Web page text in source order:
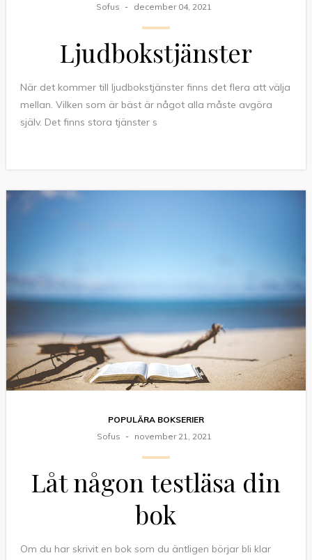
Sofus
december 04, 2021
Ljudbokstjänster
När det kommer till ljudbokstjänster finns det flera att välja
mellan. Vilken som är bäst är något alla måste avgöra
själv. Det finns stora tjänster s
POPULÄRA BOKSERIER
Sofus
november 21, 2021
Låt någon testläsa din
bok
Om du har skrivit en bok som du äntligen börjar bli klar